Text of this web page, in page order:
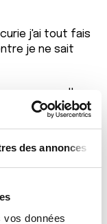
des annonces
vos données
j'ai tout fais
je ne sait
sa elle
pete la forme.